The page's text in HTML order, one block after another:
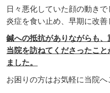
日々悪化していた顔の動き
炎症を食い止め、早期に改善
鍼への抵抗がありながらも
当院を訪ねてくださったこ
ました。
お困りの方はお気軽に当院へ